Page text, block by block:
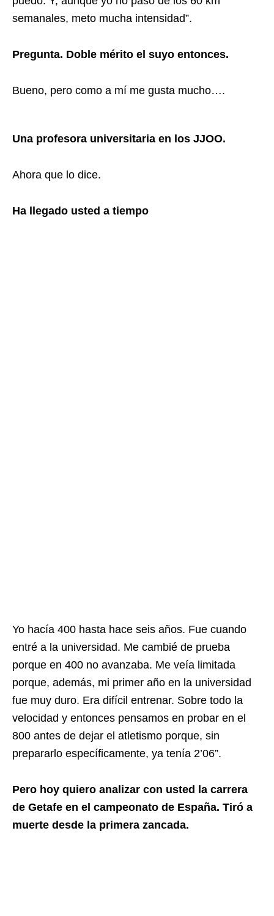
semanales, meto mucha intensidad”.
Pregunta. Doble mérito el suyo entonces.
Bueno, pero como a mí me gusta mucho….
Una profesora universitaria en los JJOO.
Ahora que lo dice.
Ha llegado usted a tiempo
Yo hacía 400 hasta hace seis años. Fue cuando
entré a la universidad. Me cambié de prueba
porque en 400 no avanzaba. Me veía limitada
porque, además, mi primer año en la universidad
fue muy duro. Era difícil entrenar. Sobre todo la
velocidad y entonces pensamos en probar en el
800 antes de dejar el atletismo porque, sin
prepararlo específicamente, ya tenía 2’06”.
Pero hoy quiero analizar con usted la carrera
de Getafe en el campeonato de España. Tiró a
muerte desde la primera zancada.